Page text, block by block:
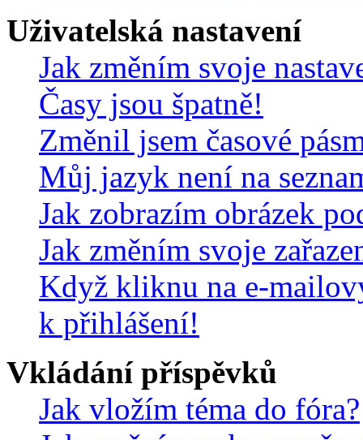
Uživatelská nastavení
Jak změním svoje
Časy jsou špatně!
Změnil jsem časové
Můj jazyk není na
Jak zobrazím obrázek
Jak změním svoje
Když kliknu na e-
k přihlášení!
Vkládání příspěvků
Jak vložím téma do fóra?